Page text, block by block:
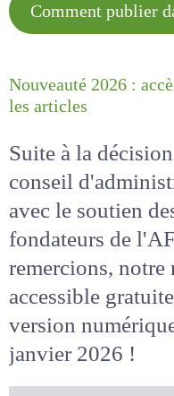
Comment
Nouveauté 2026 :
Suite à la
conseil
avec le soutien
fondateurs de
remercions,
accessible
sa version
de janvier 2026 !